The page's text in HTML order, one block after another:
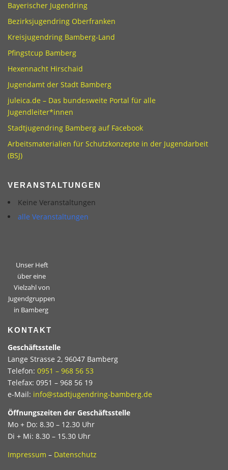
Bayerischer Jugendring
Bezirksjugendring Oberfranken
Kreisjugendring Bamberg-Land
Pfingstcup Bamberg
Hexennacht Hirschaid
Jugendamt der Stadt Bamberg
juleica.de – Das bundesweite Portal für alle
Jugendleiter*innen
Stadtjugendring Bamberg auf Facebook
Arbeitsmaterialien für Schutzkonzepte in der Jugendarbeit
(BSJ)
VERANSTALTUNGEN
Keine Veranstaltungen
alle Veranstaltungen
Unser Heft
über eine
Vielzahl von
Jugendgruppen
in Bamberg
KONTAKT
Geschäftsstelle
Lange Strasse 2, 96047 Bamberg
Telefon: 0951 – 968 56 53
Telefax: 0951 – 968 56 19
e-Mail: info@stadtjugendring-bamberg.de
Öffnungszeiten der Geschäftsstelle
Mo + Do: 8.30 – 12.30 Uhr
Di + Mi: 8.30 – 15.30 Uhr
Impressum – Datenschutz